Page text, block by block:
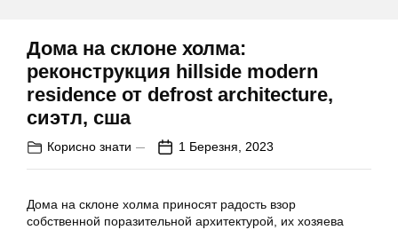
Дома на склоне холма:
реконструкция hillside modern
residence от defrost architecture,
сиэтл, сша
Корисно знати 1 Березня, 2023
Дома на склоне холма приносят радость взор
собственной поразительной архитектурой, их хозяева